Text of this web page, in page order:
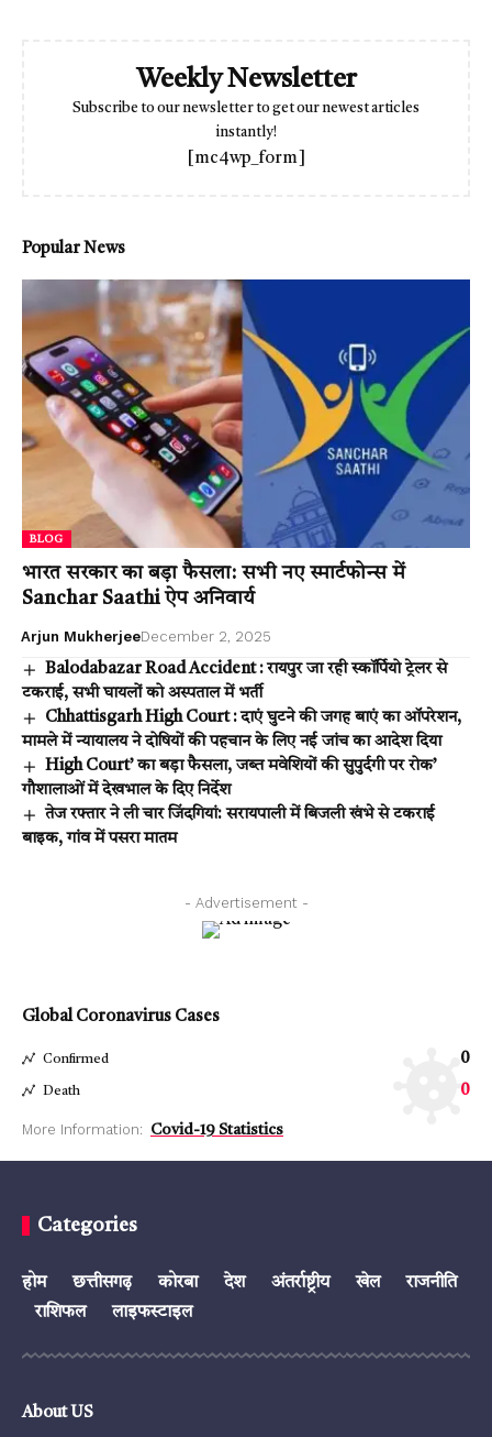
Weekly Newsletter
Subscribe to our newsletter to get our newest articles
instantly!
[mc4wp_form]
Popular News
BLOG
भारत सरकार का बड़ा फैसला: सभी नए स्मार्टफोन्स में
Sanchar Saathi ऐप अनिवार्य
Arjun MukherjeeDecember 2, 2025
Balodabazar Road Accident : रायपुर जा रही स्कॉर्पियो ट्रेलर से
टकराई, सभी घायलों को अस्पताल में भर्ती
Chhattisgarh High Court : दाएं घुटने की जगह बाएं का ऑपरेशन,
मामले में न्यायालय ने दोषियों की पहचान के लिए नई जांच का आदेश दिया
High Court’ का बड़ा फैसला, जब्त मवेशियों की सुपुर्दगी पर रोक’
गौशालाओं में देखभाल के दिए निर्देश
तेज रफ्तार ने ली चार जिंदगियां: सरायपाली में बिजली खंभे से टकराई
बाइक, गांव में पसरा मातम
- Advertisement -
Global Coronavirus Cases
Confirmed 0
Death 0
More Information: Covid-19 Statistics
Categories
होम छत्तीसगढ़ कोरबा देश अंतर्राष्ट्रीय खेल
राजनीति
राशिफल
लाइफस्टाइल
About US